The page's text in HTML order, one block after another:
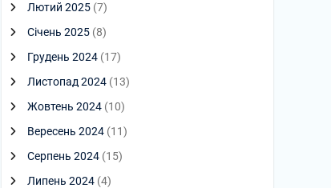
Лютий 2025 (7)
Січень 2025 (8)
Грудень 2024 (17)
Листопад 2024 (13)
Жовтень 2024 (10)
Вересень 2024 (11)
Серпень 2024 (15)
Липень 2024 (4)